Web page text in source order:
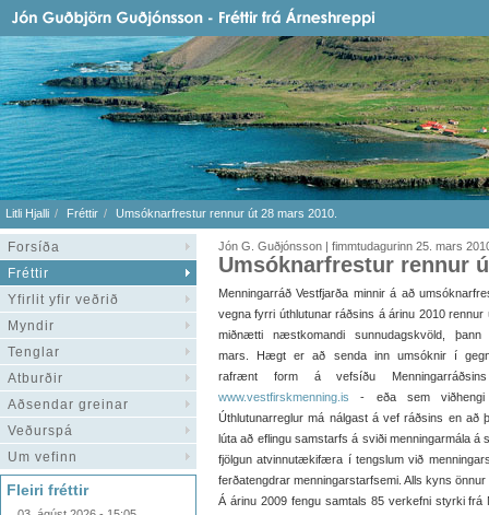
Litli Hjalli Fréttir Umsóknarfrestur rennur út 28 mars 2010.
Forsíða
Fréttir
Yfirlit yfir veðrið
Myndir
Tenglar
Atburðir
Aðsendar greinar
Veðurspá
Um vefinn
Fleiri fréttir
Jón G. Guðjónsson | fimmtudagurinn 25. mars
Umsóknarfrestur rennur
Menningarráð Vestfjarða minnir á að
vegna fyrri úthlutunar ráðsins á árinu 2010 rennur
miðnætti næstkomandi sunnudagskvöld, þann
mars. Hægt er að senda inn umsóknir í
rafrænt form á vefsíðu
www.vestfirskmenning.is - eða sem viðhengi
Úthlutunarreglur má nálgast á vef ráðsins en að
lúta að eflingu samstarfs á sviði menningarmála
fjölgun atvinnutækifæra í tengslum við
ferðatengdrar menningarstarfsemi. Alls kyns
Á árinu 2009 fengu samtals 85 verkefni styrki